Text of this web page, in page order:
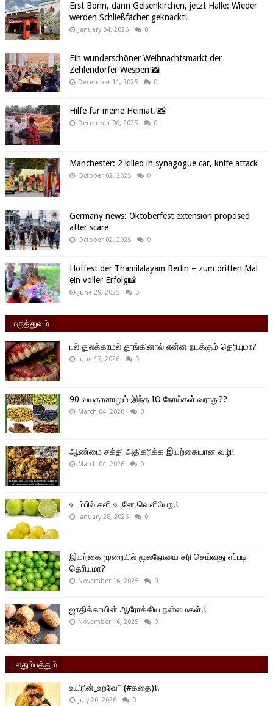
Erst Bonn, dann Gelsenkirchen, jetzt Halle: Wieder
werden Schließfächer geknackt!
January 04, 2026 0
Ein wunderschöner Weihnachtsmarkt der
Zehlendorfer Wespen!📸
December 11, 2025 0
Hilfe für meine Heimat.!📸
December 06, 2025 0
Manchester: 2 killed in synagogue car, knife attack
October 02, 2025 0
Germany news: Oktoberfest extension proposed
after scare
October 02, 2025 0
Hoffest der Thamilalayam Berlin – zum dritten Mal
ein voller Erfolg📸
June 29, 2025 0
மருத்துவம்
பல் துலக்காமல் தூங்கினால் என்ன நடக்கும் தெரியுமா?
June 17, 2026 0
90 வயதானாலும் இந்த IO நோய்கள் வராது??
March 04, 2026 0
ஆண்மை சக்தி அதிகரிக்க இயற்கையான வழி!
March 04, 2026 0
உடம்பில் சளி உடனே வெளியேற.!
January 28, 2026 0
இயற்கை முறையில் மூலநோயை சரி செய்வது எப்படி
தெரியுமா?
November 16, 2025 0
ஜாதிக்காயின் ஆரோக்கிய நன்மைகள்.!
November 16, 2025 0
பலதும்பத்தும்
உயிரின்_உறவே" (#கதை)!!
July 20, 2026 0